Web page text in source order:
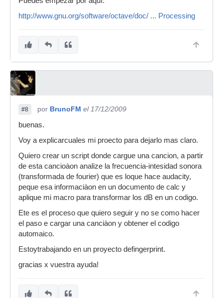
http://www.gnu.org/software/octave/doc/ ... Processing
#8 por BrunoFM el 17/12/2009
buenas.
Voy a explicarcuales mi proecto para dejarlo mas claro.
Quiero crear un script donde cargue una cancion, a partir
de esta cancioàon analize la frecuencia-intesidad sonora
(transformada de fourier) que es loque hace audacity,
peque esa informaciàon en un documento de calc y
aplique mi macro para transformar los dB en un codigo.
Ete es el proceso que quiero seguir y no se como hacer
el paso e cargar una canciàon y obtener el codigo
automaico.
Estoytrabajando en un proyecto defingerprint.
gracias x vuestra ayuda!